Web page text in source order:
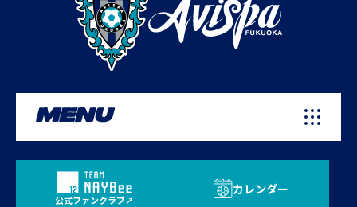
MENU
公式ファンクラブ
カレンダー